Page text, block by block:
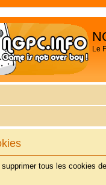
Le
tous les cookies